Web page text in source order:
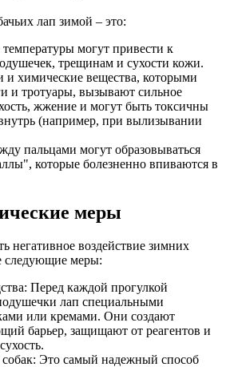
лап зимой – это:
могут привести к
трещинам и сухости кожи.
и химические вещества, которыми
и тротуары, вызывают сильное
жжение и могут быть токсичны
(например, при вылизывании
пальцами могут образовываться
которые болезненно впиваются в
меры
негативное воздействие зимних
следующие меры:
Перед каждой прогулкой
лап специальными
или кремами. Они создают
барьер, защищают от реагентов и
Это самый надежный способ